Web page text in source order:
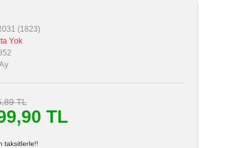
(1823)
Yok
TL
TL
taksitlerle!!